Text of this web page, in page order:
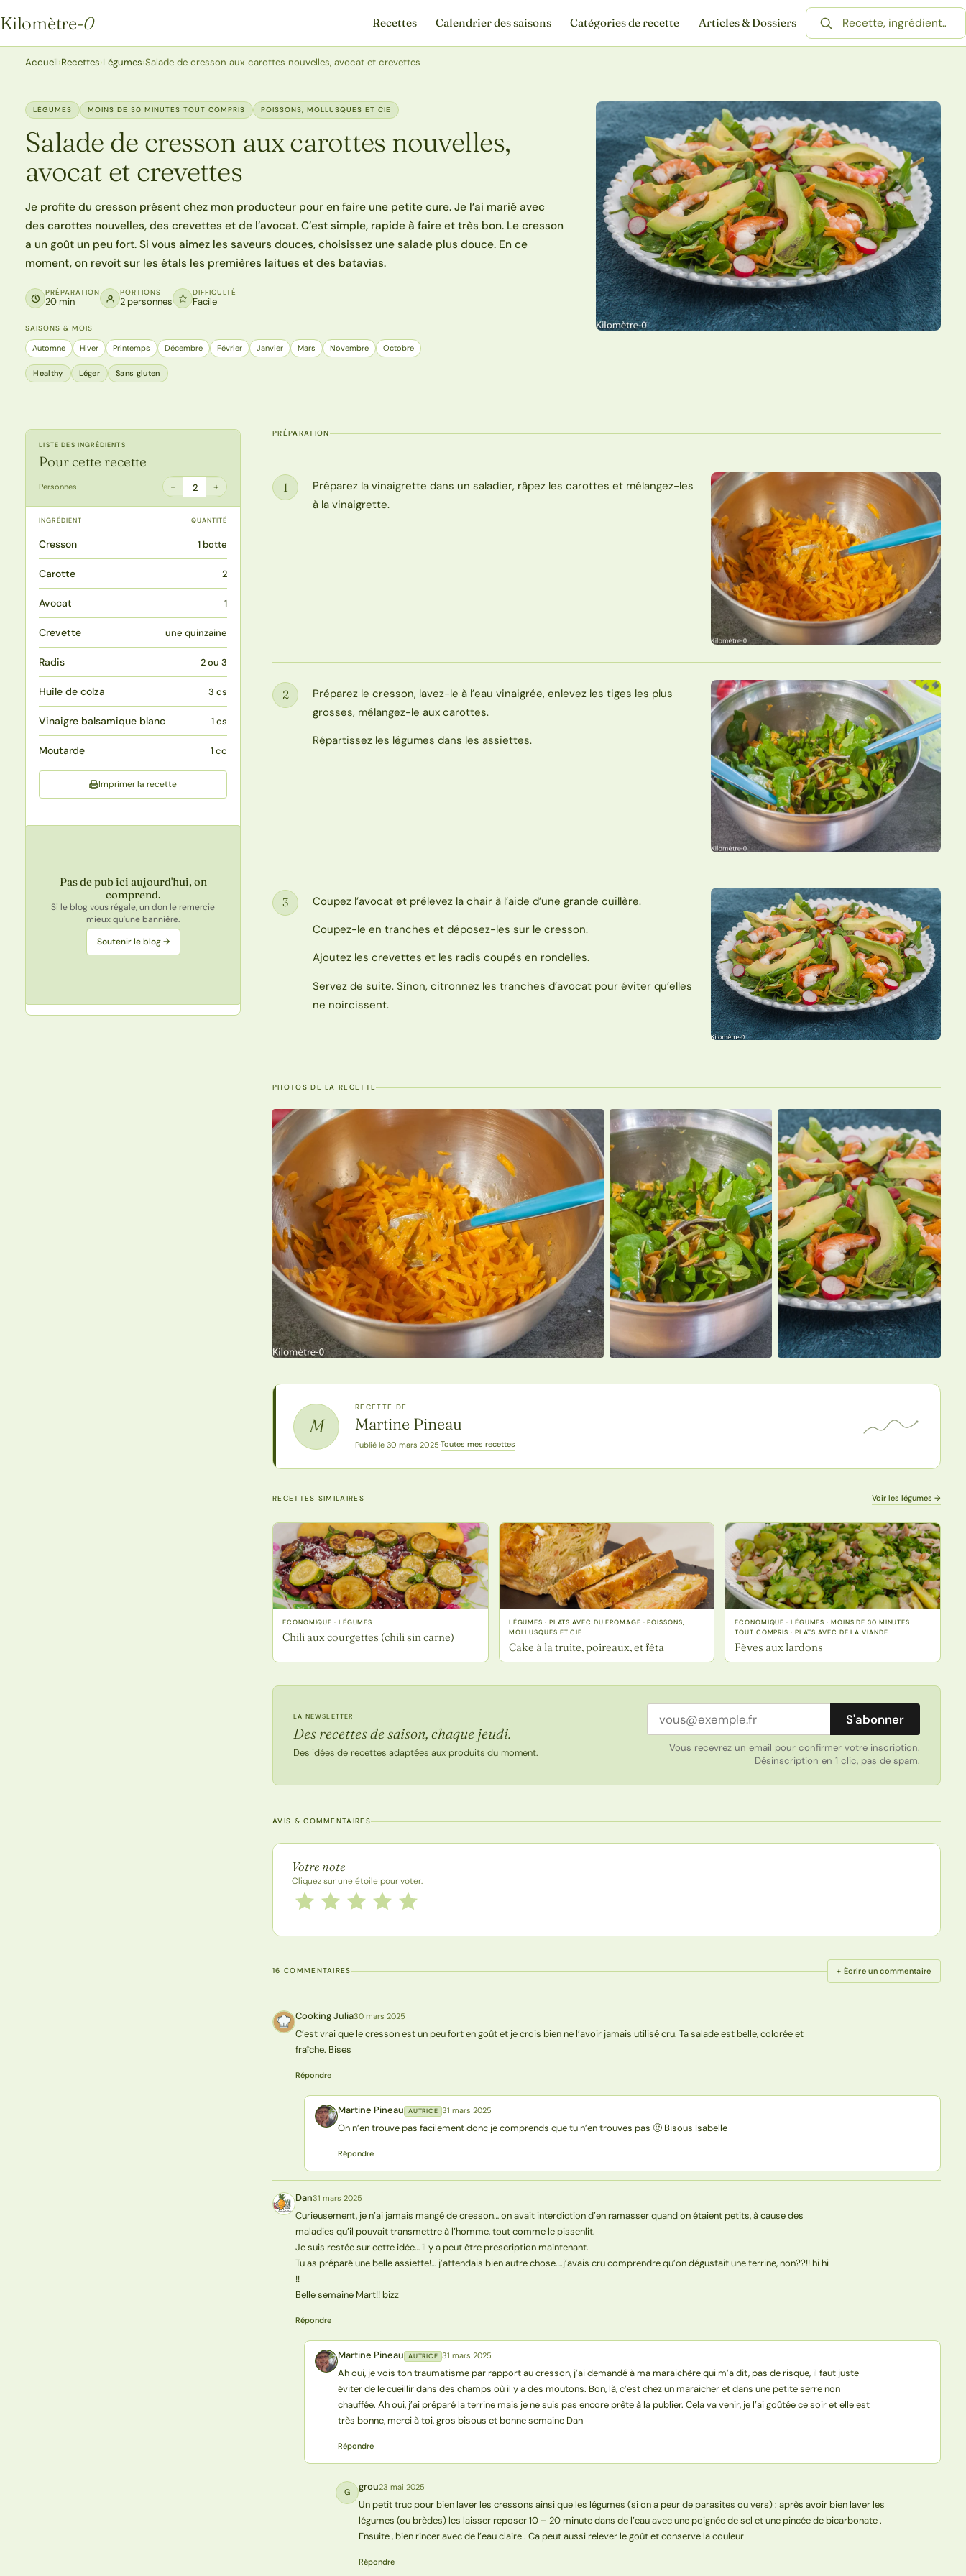
Kilomètre-0
Kilomètre-0
Recettes Calendrier des saisons Catégories de recette Articles & Dossiers
Rechercher une recette
Accueil›Recettes›Légumes›Salade de cresson aux carottes nouvelles, avocat et crevettes
LÉGUMES MOINS DE 30 MINUTES TOUT COMPRIS POISSONS, MOLLUSQUES ET CIE
Salade de cresson aux carottes nouvelles,
avocat et crevettes
Je profite du cresson présent chez mon producteur pour en faire une petite cure. Je l’ai marié avec
des carottes nouvelles, des crevettes et de l’avocat. C’est simple, rapide à faire et très bon. Le cresson
a un goût un peu fort. Si vous aimez les saveurs douces, choisissez une salade plus douce. En ce
moment, on revoit sur les étals les premières laitues et des batavias.
PRÉPARATION
20 min
PORTIONS
2 personnes
DIFFICULTÉ
Facile
SAISONS & MOIS
Automne Hiver Printemps Décembre Février Janvier Mars Novembre Octobre
Healthy Léger Sans gluten
LISTE DES INGRÉDIENTS
Pour cette recette
Personnes − 2 +
INGRÉDIENT QUANTITÉ
Cresson 1 botte
Carotte 2
Avocat 1
Crevette une quinzaine
Radis 2 ou 3
Huile de colza 3 cs
Vinaigre balsamique blanc 1 cs
Moutarde 1 cc
Imprimer la recette
Pas de pub ici aujourd'hui, on
comprend.
Si le blog vous régale, un don le remercie
mieux qu'une bannière.
Soutenir le blog →
PRÉPARATION
Étape
1
Préparez la vinaigrette dans un saladier, râpez les carottes et mélangez-les
à la vinaigrette.
Étape
2
Préparez le cresson, lavez-le à l’eau vinaigrée, enlevez les tiges les plus
grosses, mélangez-le aux carottes.
Répartissez les légumes dans les assiettes.
Étape
3
Coupez l’avocat et prélevez la chair à l’aide d’une grande cuillère.
Coupez-le en tranches et déposez-les sur le cresson.
Ajoutez les crevettes et les radis coupés en rondelles.
Servez de suite. Sinon, citronnez les tranches d’avocat pour éviter qu’elles
ne noircissent.
PHOTOS DE LA RECETTE
M
RECETTE DE
Martine Pineau
Publié le 30 mars 2025·Toutes mes recettes
RECETTES SIMILAIRES Voir les légumes →
ECONOMIQUE · LÉGUMES
Chili aux courgettes (chili sin carne)
LÉGUMES · PLATS AVEC DU FROMAGE · POISSONS,
MOLLUSQUES ET CIE
Cake à la truite, poireaux, et fêta
ECONOMIQUE · LÉGUMES · MOINS DE 30 MINUTES
TOUT COMPRIS · PLATS AVEC DE LA VIANDE
Fèves aux lardons
LA NEWSLETTER
Des recettes de saison, chaque jeudi.
Des idées de recettes adaptées aux produits du moment.
Adresse email S'abonner
Vous recevrez un email pour confirmer votre inscription.
Désinscription en 1 clic, pas de spam.
AVIS & COMMENTAIRES
Note de la recette
Votre note
Cliquez sur une étoile pour voter.
Notez cette recette de 1 à 5 étoiles
5 étoiles
4 étoiles
3 étoiles
2 étoiles
1 étoile
16 COMMENTAIRES + Écrire un commentaire
CJ Cooking Julia30 mars 2025
C’est vrai que le cresson est un peu fort en goût et je crois bien ne l’avoir jamais utilisé cru. Ta salade est belle, colorée et
fraîche. Bises
Répondre
MP Martine Pineau AUTRICE 31 mars 2025
On n’en trouve pas facilement donc je comprends que tu n’en trouves pas 🙂 Bisous Isabelle
Répondre
D Dan31 mars 2025
Curieusement, je n’ai jamais mangé de cresson… on avait interdiction d’en ramasser quand on étaient petits, à cause des
maladies qu’il pouvait transmettre à l’homme, tout comme le pissenlit.
Je suis restée sur cette idée… il y a peut être prescription maintenant.
Tu as préparé une belle assiette!… j’attendais bien autre chose….j’avais cru comprendre qu’on dégustait une terrine, non??!! hi hi
!!
Belle semaine Mart!! bizz
Répondre
MP Martine Pineau AUTRICE 31 mars 2025
Ah oui, je vois ton traumatisme par rapport au cresson, j’ai demandé à ma maraichère qui m’a dit, pas de risque, il faut juste
éviter de le cueillir dans des champs où il y a des moutons. Bon, là, c’est chez un maraicher et dans une petite serre non
chauffée. Ah oui, j’ai préparé la terrine mais je ne suis pas encore prête à la publier. Cela va venir, je l’ai goûtée ce soir et elle est
très bonne, merci à toi, gros bisous et bonne semaine Dan
Répondre
G grou23 mai 2025
Un petit truc pour bien laver les cressons ainsi que les légumes (si on a peur de parasites ou vers) : après avoir bien laver les
légumes (ou brèdes) les laisser reposer 10 – 20 minute dans de l’eau avec une poignée de sel et une pincée de bicarbonate .
Ensuite , bien rincer avec de l’eau claire . Ca peut aussi relever le goût et conserve la couleur
Répondre